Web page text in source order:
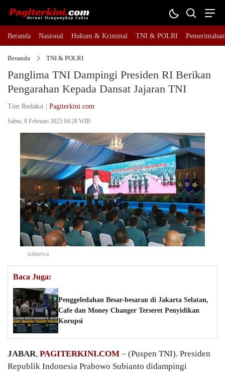
Beranda Nasional Hukum & Kriminal TNI & POLRI Pemerintahan
Beranda TNI & POLRI
Panglima TNI Dampingi Presiden RI Berikan
Pengarahan Kepada Dansat Jajaran TNI
Tim Redaksi | Pagiterkini.com
Sabtu, 8 Februari 2025 04:28 WIB
istimewa
Baca Juga:
Penggeledahan Besar-besaran di Jakarta Selatan,
Cafe dan Money Changer Terseret Penyidikan
Korupsi
JABAR, PAGITERKINI.COM – (Puspen TNI). Presiden
Republik Indonesia Prabowo Subianto didampingi